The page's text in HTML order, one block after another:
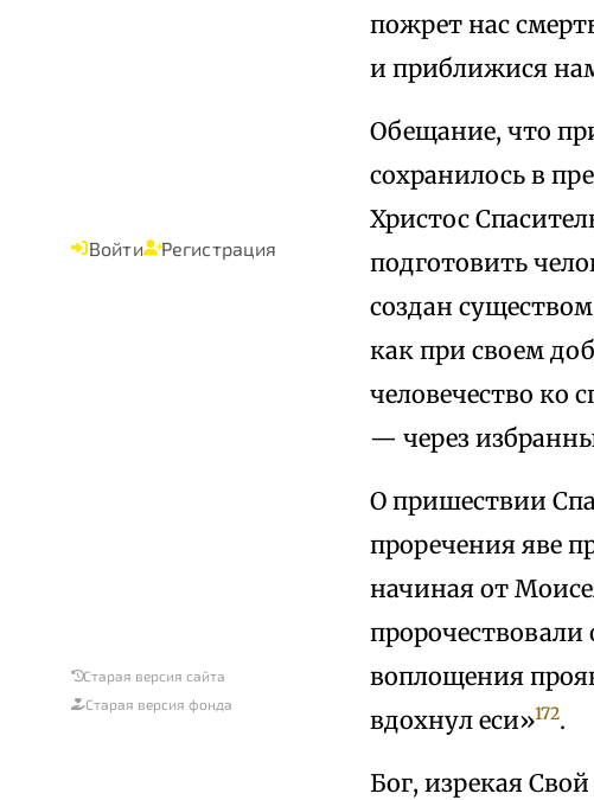
Войти Регистрация
Старая версия сайта
Старая версия фонда
пожрет нас
и приближися
Обещание, что
сохранилось в
Христос
подготовить
создан
как при своем
человечество ко
— через
О пришествии
проречения яве
начиная от
пророчествовали
воплощения
вдохнул еси»172.
Бог, изрекая